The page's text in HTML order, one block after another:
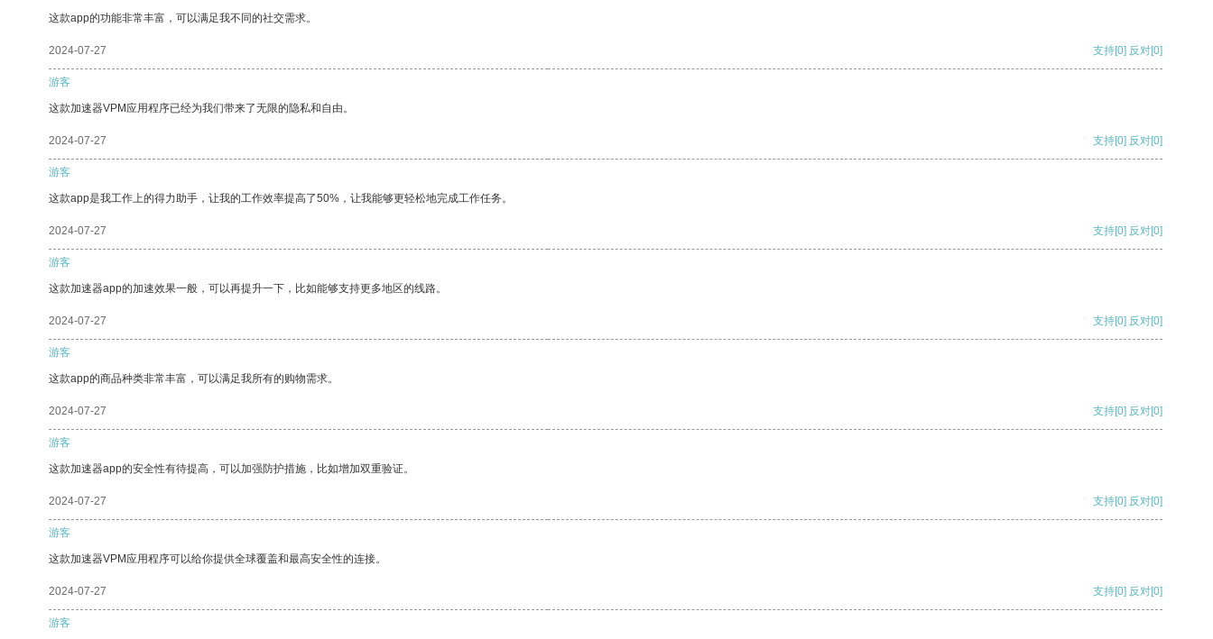
这款app的功能非常丰富，可以满足我不同的社交需求。
2024-07-27 支持[0] 反对[0]
游客
这款加速器VPM应用程序已经为我们带来了无限的隐私和自由。
2024-07-27 支持[0] 反对[0]
游客
这款app是我工作上的得力助手，让我的工作效率提高了50%，让我能够更轻松地完成工作任务。
2024-07-27 支持[0] 反对[0]
游客
这款加速器app的加速效果一般，可以再提升一下，比如能够支持更多地区的线路。
2024-07-27 支持[0] 反对[0]
游客
这款app的商品种类非常丰富，可以满足我所有的购物需求。
2024-07-27 支持[0] 反对[0]
游客
这款加速器app的安全性有待提高，可以加强防护措施，比如增加双重验证。
2024-07-27 支持[0] 反对[0]
游客
这款加速器VPM应用程序可以给你提供全球覆盖和最高安全性的连接。
2024-07-27 支持[0] 反对[0]
游客